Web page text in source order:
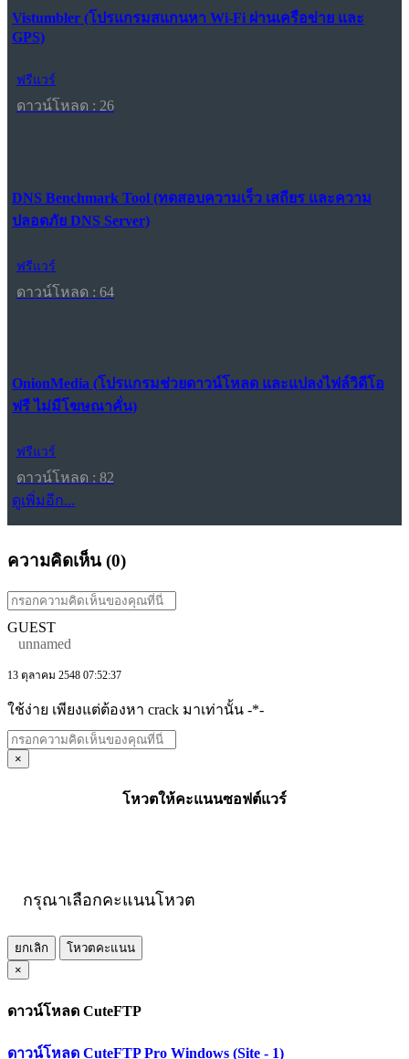
Vistumbler (โปรแกรมสแกนหา Wi-Fi ผ่านเครือข่าย และ
GPS)
ฟรีแวร์
ดาวน์โหลด : 26
DNS Benchmark Tool (ทดสอบความเร็ว เสถียร และความ
ปลอดภัย DNS Server)
ฟรีแวร์
ดาวน์โหลด : 64
OnionMedia (โปรแกรมช่วยดาวน์โหลด และแปลงไฟล์วิดีโอ
ฟรี ไม่มีโฆษณาคั่น)
ฟรีแวร์
ดาวน์โหลด : 82
ดูเพิ่มอีก...
ความคิดเห็น (0)
GUEST
unnamed
13 ตุลาคม 2548 07:52:37
ใช้ง่าย เพียงแต่ต้องหา crack มาเท่านั้น -*-
×
โหวตให้คะแนนซอฟต์แวร์
กรุณาเลือกคะแนนโหวต
ยกเลิก
โหวตคะแนน
×
ดาวน์โหลด CuteFTP
ดาวน์โหลด CuteFTP Pro Windows (Site - 1)